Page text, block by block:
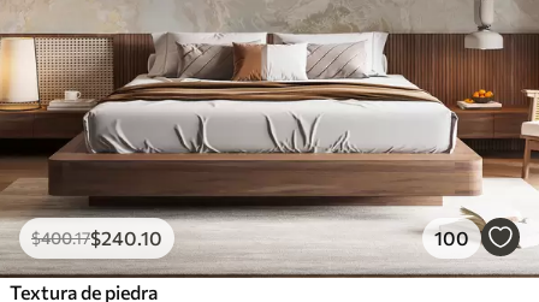
$400.17$240 .10 100
Textura de piedra